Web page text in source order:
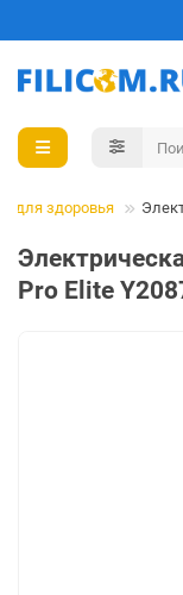
для здоровья
Pro Elite